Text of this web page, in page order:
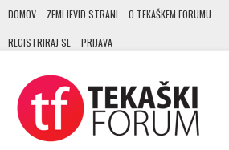
DOMOV ZEMLJEVID STRANI O TEKAŠKEM FORUMU
REGISTRIRAJ SE PRIJAVA